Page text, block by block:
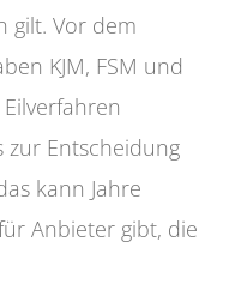
gilt. Vor dem
KJM, FSM und
zur Entscheidung
kann Jahre
Anbieter gibt, die